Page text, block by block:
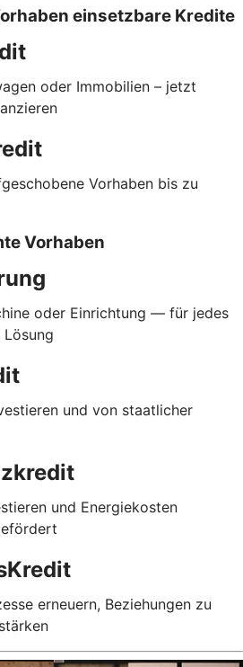
einsetzbare Kredite
oder Immobilien – jetzt
Vorhaben bis zu
Vorhaben
oder Einrichtung — für jedes
und von staatlicher
und Energiekosten
erneuern, Beziehungen zu